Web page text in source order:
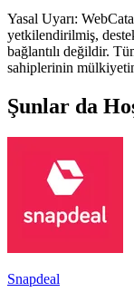
Yasal Uyarı:
yetkilendirilmiş,
bağlantılı değildir.
sahiplerinin
Şunlar da
Snapdeal